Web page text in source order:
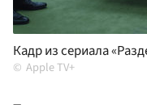
Кадр из сериала
Apple TV+